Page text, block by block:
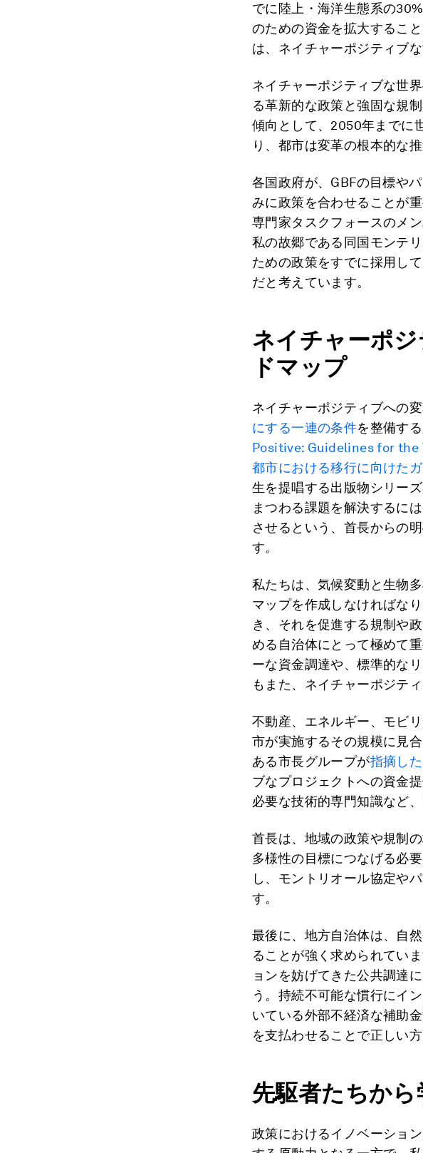
でに陸上・海洋生態系の
のための資金を拡大するこ
は、ネイチャーポジティブ
ネイチャーポジティブな世
る革新的な政策と強固な規
傾向として、2050年までに
り、都市は変革の根本的な
各国政府が、GBFの目標や
みに政策を合わせることが
専門家タスクフォースのメ
私の故郷である同国モンテ
ための政策をすでに採用し
だと考えています。
ネイチャーポ
ドマップ
ネイチャーポジティブへの
にする一連の条件を整備す
Positive: Guidelines for the
都市における移行に向けたガ
生を提唱する出版物シリー
まつわる課題を解決するに
させるという、首長からの
す。
私たちは、気候変動と生物
マップを作成しなければな
き、それを促進する規制や
める自治体にとって極めて
ーな資金調達や、標準的な
もまた、ネイチャーポジテ
不動産、エネルギー、モビ
市が実施するその規模に見
ある市長グループが指摘した
ブなプロジェクトへの資金
必要な技術的専門知識など
首長は、地域の政策や規制
多様性の目標につなげる必
し、モントリオール協定や
す。
最後に、地方自治体は、自
ることが強く求められてい
ョンを妨げてきた公共調達
う。持続不可能な慣行にイ
いている外部不経済な補助
を支払わせることで正しい
先駆者たちから
政策におけるイノベーショ